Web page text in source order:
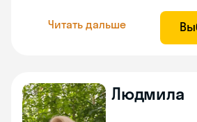
Читать дальше
Людмила